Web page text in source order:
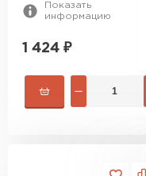
Показать
информацию
1 424 ₽